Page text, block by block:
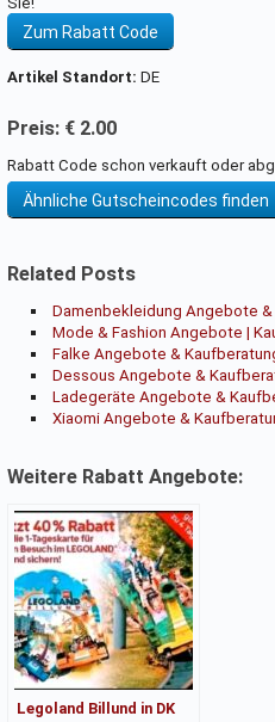
Zum Rabatt Code
Artikel Standort: DE
Preis: € 2.00
Rabatt Code schon verkauft oder
Ähnliche Gutscheincodes finden
Related Posts
Damenbekleidung Angebote
Mode & Fashion Angebote |
Falke Angebote &
Dessous Angebote &
Ladegeräte Angebote &
Xiaomi Angebote &
Weitere Rabatt Angebote:
Legoland Billund in DK